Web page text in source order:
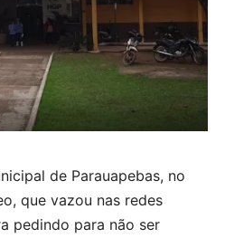
de Parauapebas, no
que vazou nas redes
pedindo para não ser